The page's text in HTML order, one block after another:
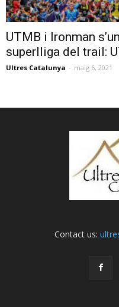
UTMB i Ironman
superlliga del trail:
Ultres Catalunya - maig 6, 2021
Contact us: